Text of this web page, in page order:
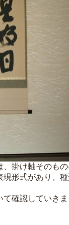
掛け軸そのも
形式があり、
確認していきま